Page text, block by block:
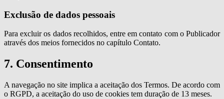
Exclusão de dados pessoais
Para excluir os dados recolhidos, entre em contato com o Publicador
através dos meios fornecidos no capítulo Contato.
7. Consentimento
A navegação no site implica a aceitação dos Termos. De acordo com
o RGPD, a aceitação do uso de cookies tem duração de 13 meses.